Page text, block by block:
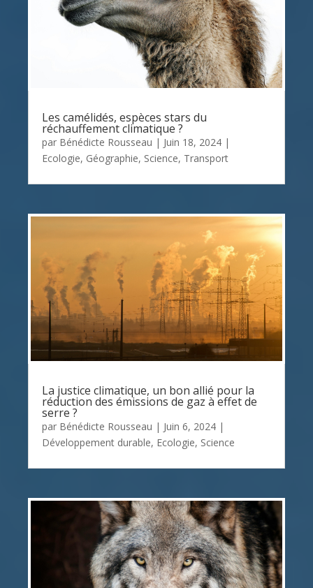
Les camélidés, espèces stars du
réchauffement climatique ?
par Bénédicte Rousseau | Juin 18, 2024 |
Ecologie, Géographie, Science, Transport
La justice climatique, un bon allié pour la
réduction des émissions de gaz à effet de
serre ?
par Bénédicte Rousseau | Juin 6, 2024 |
Développement durable, Ecologie, Science